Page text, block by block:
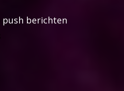
berichten